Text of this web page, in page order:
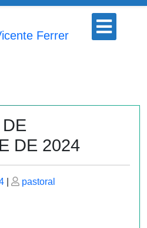
Ferrer
Botón
abrir
DE 2024
Publicado
pastoral